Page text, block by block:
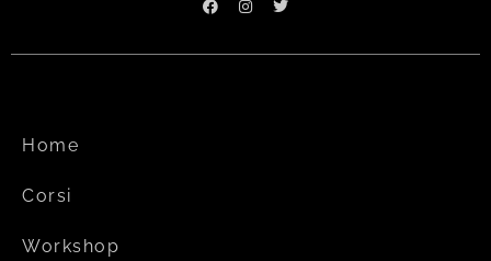
Home
Corsi
Workshop